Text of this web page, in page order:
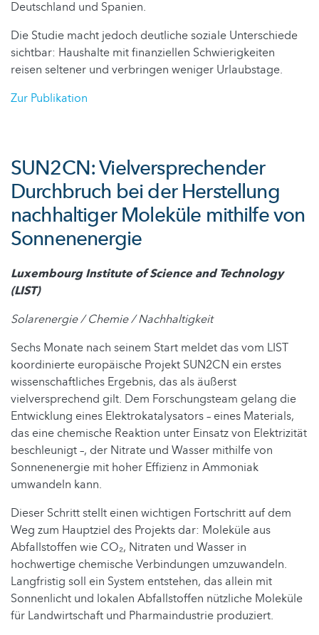
Deutschland und Spanien.
Die Studie macht jedoch deutliche soziale Unterschiede
sichtbar: Haushalte mit finanziellen Schwierigkeiten
reisen seltener und verbringen weniger Urlaubstage.
Zur Publikation
SUN2CN: Vielversprechender
Durchbruch bei der Herstellung
nachhaltiger Moleküle mithilfe von
Sonnenenergie
Luxembourg Institute of Science and Technology
(LIST)
Solarenergie / Chemie / Nachhaltigkeit
Sechs Monate nach seinem Start meldet das vom LIST
koordinierte europäische Projekt SUN2CN ein erstes
wissenschaftliches Ergebnis, das als äußerst
vielversprechend gilt. Dem Forschungsteam gelang die
Entwicklung eines Elektrokatalysators – eines Materials,
das eine chemische Reaktion unter Einsatz von Elektrizität
beschleunigt –, der Nitrate und Wasser mithilfe von
Sonnenenergie mit hoher Effizienz in Ammoniak
umwandeln kann.
Dieser Schritt stellt einen wichtigen Fortschritt auf dem
Weg zum Hauptziel des Projekts dar: Moleküle aus
Abfallstoffen wie CO₂, Nitraten und Wasser in
hochwertige chemische Verbindungen umzuwandeln.
Langfristig soll ein System entstehen, das allein mit
Sonnenlicht und lokalen Abfallstoffen nützliche Moleküle
für Landwirtschaft und Pharmaindustrie produziert.